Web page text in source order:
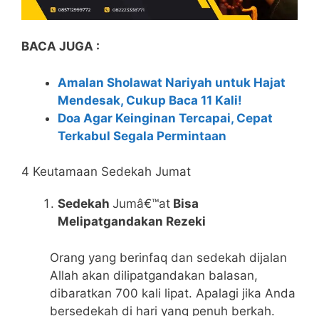
BACA JUGA :
Amalan Sholawat Nariyah untuk Hajat
Mendesak, Cukup Baca 11 Kali!
Doa Agar Keinginan Tercapai, Cepat
Terkabul Segala Permintaan
4 Keutamaan Sedekah Jumat
Sedekah Jumâ€™at Bisa
Melipatgandakan Rezeki
Orang yang berinfaq dan sedekah dijalan
Allah akan dilipatgandakan balasan,
dibaratkan 700 kali lipat. Apalagi jika Anda
bersedekah di hari yang penuh berkah.